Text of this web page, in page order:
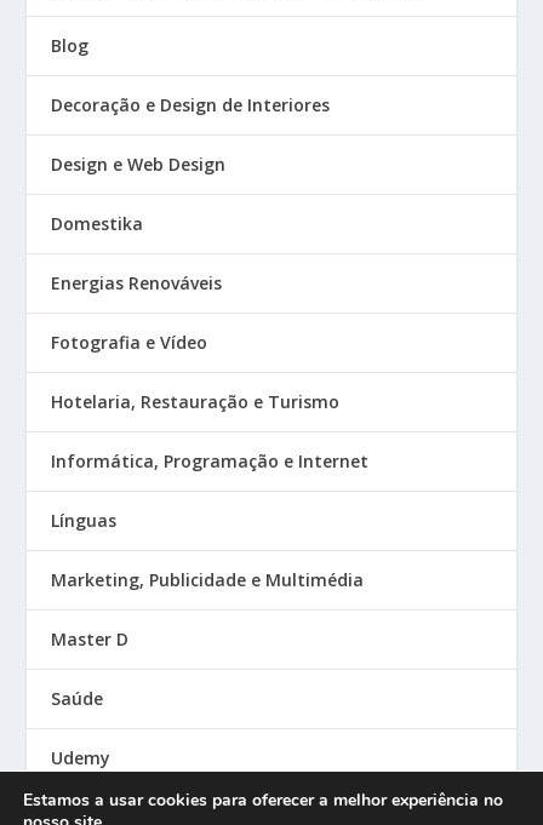
Blog
Decoração e Design de Interiores
Design e Web Design
Domestika
Energias Renováveis
Fotografia e Vídeo
Hotelaria, Restauração e Turismo
Informática, Programação e Internet
Línguas
Marketing, Publicidade e Multimédia
Master D
Saúde
Udemy
Estamos a usar cookies para oferecer a melhor experiência no